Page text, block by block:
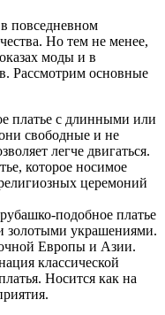
повседневном
Но тем не менее,
моды и в
Рассмотрим основные
платье с длинными или
свободные и не
легче двигаться.
которое носимое
церемоний
подобное платье
золотыми украшениями.
Европы и Азии.
классической
Носится как на